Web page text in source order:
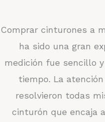
Comprar cinturones a
ha sido una gran
medición fue sencillo
tiempo. La
resolvieron todas
cinturón que encaja